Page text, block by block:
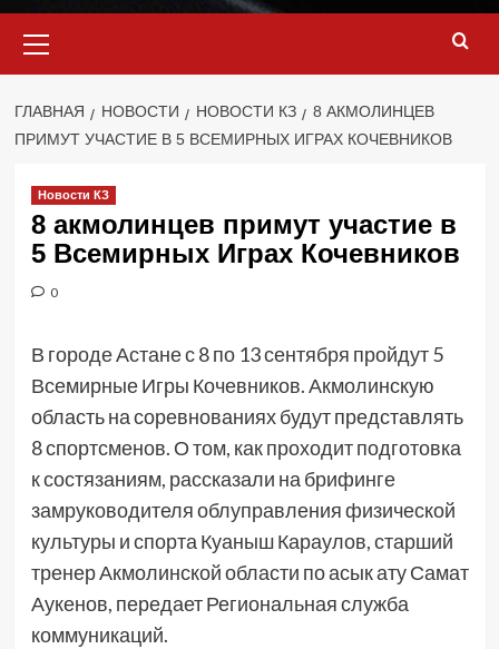
меню
ГЛАВНАЯ НОВОСТИ НОВОСТИ КЗ
8 АКМОЛИНЦЕВ
ПРИМУТ УЧАСТИЕ В 5 ВСЕМИРНЫХ ИГРАХ КОЧЕВНИКОВ
Новости КЗ
8 акмолинцев примут участие в
5 Всемирных Играх Кочевников
0
В городе Астане с 8 по 13 сентября пройдут 5
Всемирные Игры Кочевников. Акмолинскую
область на соревнованиях будут представлять
8 спортсменов. О том, как проходит подготовка
к состязаниям, рассказали на брифинге
замруководителя облуправления физической
культуры и спорта Куаныш Караулов, старший
тренер Акмолинской области по асык ату Самат
Аукенов, передает Региональная служба
коммуникаций.